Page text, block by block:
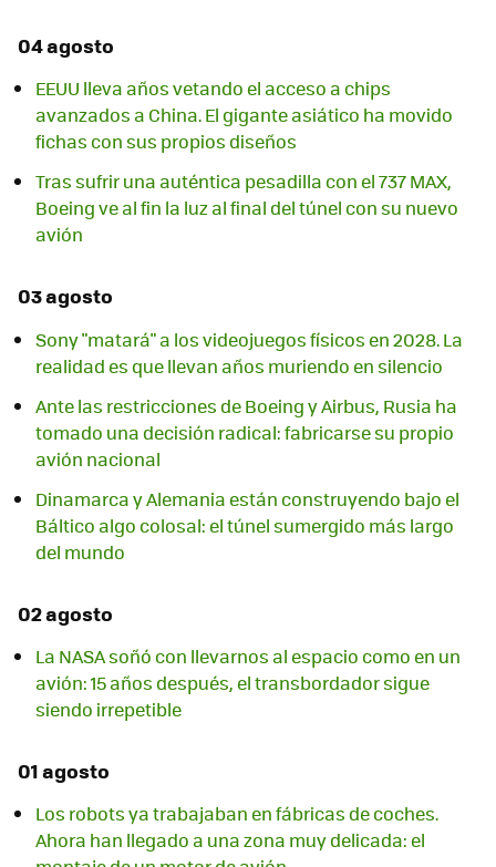
04 agosto
EEUU lleva años vetando el acceso a chips
avanzados a China. El gigante asiático ha movido
fichas con sus propios diseños
Tras sufrir una auténtica pesadilla con el 737 MAX,
Boeing ve al fin la luz al final del túnel con su nuevo
avión
03 agosto
Sony "matará" a los videojuegos físicos en 2028. La
realidad es que llevan años muriendo en silencio
Ante las restricciones de Boeing y Airbus, Rusia ha
tomado una decisión radical: fabricarse su propio
avión nacional
Dinamarca y Alemania están construyendo bajo el
Báltico algo colosal: el túnel sumergido más largo
del mundo
02 agosto
La NASA soñó con llevarnos al espacio como en un
avión: 15 años después, el transbordador sigue
siendo irrepetible
01 agosto
Los robots ya trabajaban en fábricas de coches.
Ahora han llegado a una zona muy delicada: el